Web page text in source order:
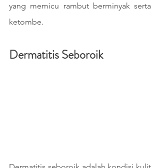
yang memicu rambut berminyak serta
ketombe.
Dermatitis Seboroik